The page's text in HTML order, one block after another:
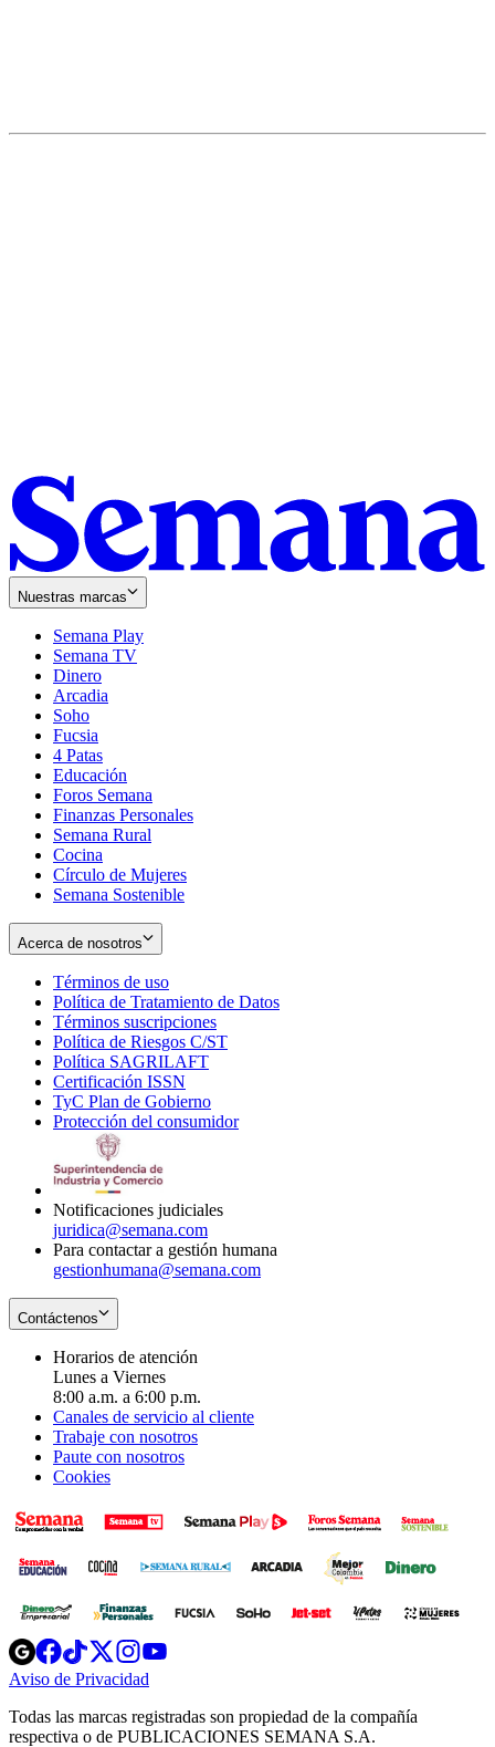
Nuestras marcas
Semana Play
Semana TV
Dinero
Arcadia
Soho
in
new
window
Fucsia
in
new
window
4 Patas
Educación
Foros Semana
Finanzas Personales
Semana Rural
Cocina
Círculo de Mujeres
Semana Sostenible
Acerca de nosotros
Términos de uso
in
new
window
Política de Tratamiento de Datos
Términos suscripciones
in
Política de Riesgos C/ST
Política SAGRILAFT
new
window
Certificación ISSN
in
new
TyC Plan de Gobierno
in
Protección del consumidorOpens
Notificaciones judiciales
juridica@semana.com
Para contactar a gestión humana
gestionhumana@semana.com
Contáctenos
Horarios de atención
Lunes a Viernes
8:00 a.m. a 6:00 p.m.
Canales de servicio al cliente
Trabaje con nosotros
Paute con nosotros
Cookies
Opens
in
new
Opens
in
new
Opens
in
new
window
Opens
new
windowwindow
Aviso de Privacidad
new
window
Todas las marcas registradas son propiedad de la compañía
respectiva o de PUBLICACIONES SEMANA S.A.